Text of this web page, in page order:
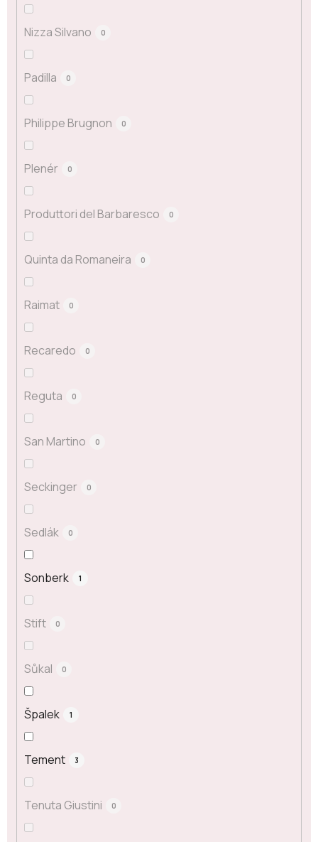
Nizza Silvano 0
Padilla 0
Philippe Brugnon 0
Plenér 0
Produttori del Barbaresco 0
Quinta da Romaneira 0
Raimat 0
Recaredo 0
Reguta 0
San Martino 0
Seckinger 0
Sedlák 0
Sonberk 1
Stift 0
Sůkal 0
Špalek 1
Tement 3
Tenuta Giustini 0